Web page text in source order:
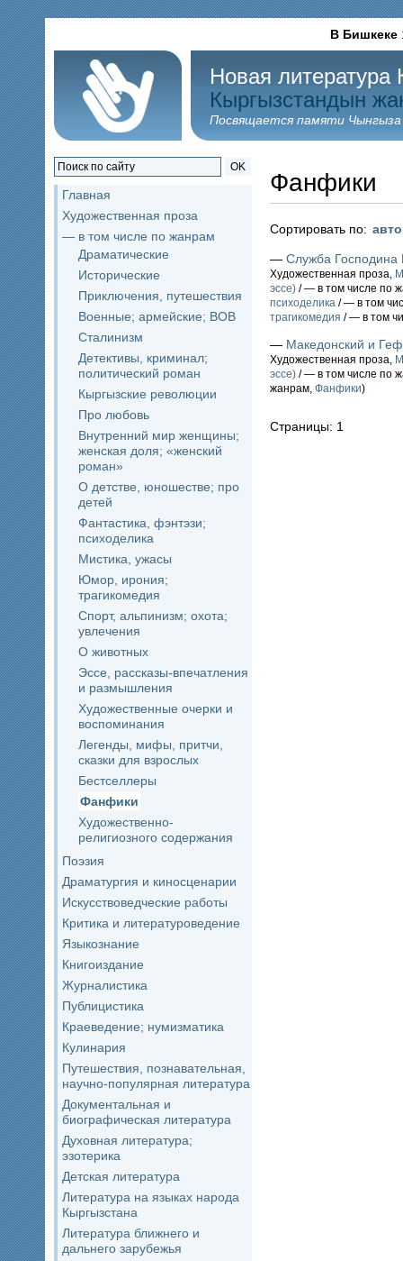
В Бишкеке
Новая литература
Кыргызстандын
Посвящается памяти
OK
Главная
Художественная проза
— в том числе по жанрам
Драматические
Исторические
Приключения, путешествия
Военные; армейские; ВОВ
Сталинизм
Детективы, криминал;
политический роман
Кыргызские революции
Про любовь
Внутренний мир женщины;
женская доля; «женский
роман»
О детстве, юношестве; про
детей
Фантастика, фэнтэзи;
психоделика
Мистика, ужасы
Юмор, ирония;
трагикомедия
Спорт, альпинизм; охота;
увлечения
О животных
Эссе, рассказы-впечатления
и размышления
Художественные очерки и
воспоминания
Легенды, мифы, притчи,
сказки для взрослых
Бестселлеры
Фанфики
Художественно-
религиозного содержания
Поэзия
Драматургия и киносценарии
Искусствоведческие работы
Критика и литературоведение
Языкознание
Книгоиздание
Журналистика
Публицистика
Краеведение; нумизматика
Кулинария
Путешествия, познавательная,
научно-популярная литература
Документальная и
биографическая литература
Духовная литература;
эзотерика
Детская литература
Литература на языках народа
Кыргызстана
Литература ближнего и
дальнего зарубежья
Фанфики
Сортировать по:
— Служба Господина
Художественная проза,
эссе) / — в том числе по
психоделика / — в том
трагикомедия / — в том
— Македонский и
Художественная проза,
эссе) / — в том числе по
жанрам, Фанфики)
Страницы: 1